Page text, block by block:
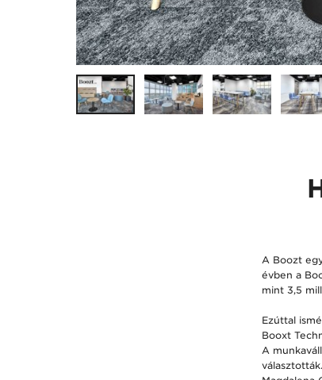
A Boozt
évben a
mint 3,5
Ezúttal
Booxt
A